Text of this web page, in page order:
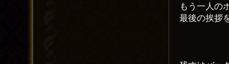
もう一人の
最後の挨拶